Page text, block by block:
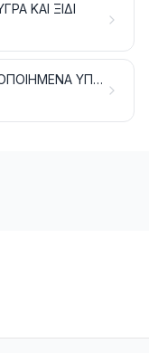
ΚΑΙ ΞΙΔΙ
ΚΑΠΝΑ ΚΑΙ ΒΙΟΜΗΧΑΝΟΠΟΙΗΜΕΝΑ ΥΠΟΚΑΤΑΣΤΑΤΑ ΤΟΥ ΚΑΠΝΟΥ. ΠΡΟΪΟΝΤΑ, ΜΕ Ή ΧΩΡΙΣ ΝΙΚΟΤΙΝΗ, ΠΟΥ ΠΡΟΟΡΙΖΟΝΤΑΙ ΓΙΑ ΕΙΣΠΝΟΗ ΧΩΡΙΣ ΚΑΥΣΗ. ΆΛΛΑ ΠΡΟΪΟΝΤΑ ΠΟΥ ΠΕΡΙΕΧΟΥΝ ΝΙΚΟΤΙΝΗ, ΠΟΥ ΠΡΟΟΡΙΖΟΝΤΑΙ ΓΙΑ ΤΗΝ ΠΡΟΣΛΗΨΗ ΝΙΚΟΤΙΝΗΣ ΑΠΟ ΤΟ ΑΝΘΡΩΠΙΝΟ ΣΩΜΑ